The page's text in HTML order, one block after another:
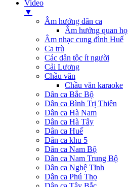
Video
▼
Âm hưởng dân ca
Âm hưởng quan họ
Âm nhạc cung đình Huế
Ca trù
Các dân tộc ít người
Cải Lương
Chầu văn
Chầu văn karaoke
Dân ca Bắc Bộ
Dân ca Bình Trị Thiên
Dân ca Hà Nam
Dân ca Hà Tây
Dân ca Huế
Dân ca khu 5
Dân ca Nam Bộ
Dân ca Nam Trung Bộ
Dân ca Nghệ Tĩnh
Dân ca Phú Thọ